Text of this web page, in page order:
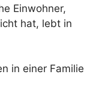
Einwohner,
hat, lebt in
in einer Familie